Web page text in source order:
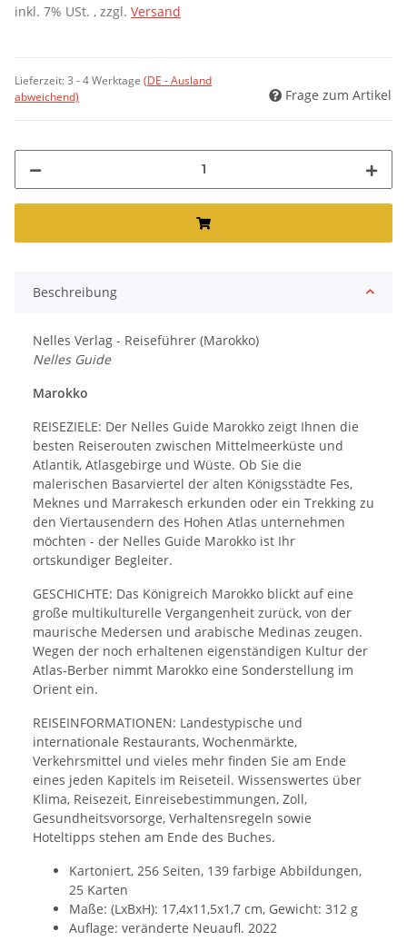
inkl. 7% USt. , zzgl. Versand
Lieferzeit:3 - 4 Werktage (DE - Ausland
abweichend)
Frage zum Artikel
Beschreibung
Nelles Verlag - Reiseführer (Marokko)
Nelles Guide
Marokko
REISEZIELE: Der Nelles Guide Marokko zeigt Ihnen die
besten Reiserouten zwischen Mittelmeerküste und
Atlantik, Atlasgebirge und Wüste. Ob Sie die
malerischen Basarviertel der alten Königsstädte Fes,
Meknes und Marrakesch erkunden oder ein Trekking zu
den Viertausendern des Hohen Atlas unternehmen
möchten - der Nelles Guide Marokko ist Ihr
ortskundiger Begleiter.
GESCHICHTE: Das Königreich Marokko blickt auf eine
große multikulturelle Vergangenheit zurück, von der
maurische Medersen und arabische Medinas zeugen.
Wegen der noch erhaltenen eigenständigen Kultur der
Atlas-Berber nimmt Marokko eine Sonderstellung im
Orient ein.
REISEINFORMATIONEN: Landestypische und
internationale Restaurants, Wochenmärkte,
Verkehrsmittel und vieles mehr finden Sie am Ende
eines jeden Kapitels im Reiseteil. Wissenswertes über
Klima, Reisezeit, Einreisebestimmungen, Zoll,
Gesundheitsvorsorge, Verhaltensregeln sowie
Hoteltipps stehen am Ende des Buches.
Kartoniert, 256 Seiten, 139 farbige Abbildungen,
25 Karten
Maße: (LxBxH): 17,4x11,5x1,7 cm, Gewicht: 312 g
Auflage: veränderte Neuaufl. 2022